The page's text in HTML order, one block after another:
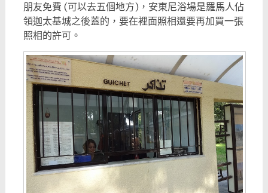
朋友免費 (可以去五個地方)，安東尼浴場是羅馬人佔
領迦太基城之後蓋的，要在裡面照相還要再加買一張
照相的許可。